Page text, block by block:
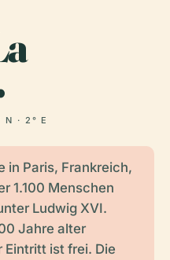
N · 2° E
in Paris, Frankreich,
1.100 Menschen
Ludwig XVI.
Jahre alter
Eintritt ist frei. Die